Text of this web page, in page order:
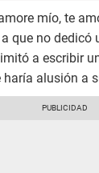
mío, te
que no dedicó
a escribir
haría alusión a